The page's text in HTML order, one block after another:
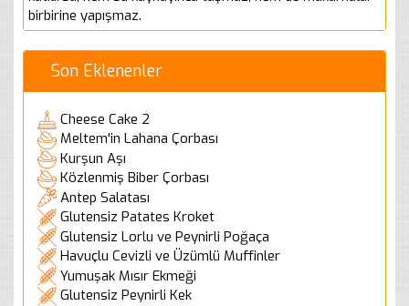
birbirine yapışmaz.
Son Eklenenler
Cheese Cake 2
Meltem'in Lahana Çorbası
Kurşun Aşı
Közlenmiş Biber Çorbası
Antep Salatası
Glutensiz Patates Kroket
Glutensiz Lorlu ve Peynirli Poğaça
Havuçlu Cevizli ve Üzümlü Muffinler
Yumuşak Mısır Ekmeği
Glutensiz Peynirli Kek